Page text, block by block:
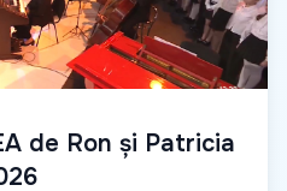
de Ron și Patricia